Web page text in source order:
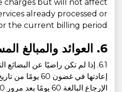
charges but will not affect
already processed or
the current billing period.
6. العوائد والمبالغ المستردة
6.1. إذا لم تكن راضيًا عن البضائع
إعادتها في غضون